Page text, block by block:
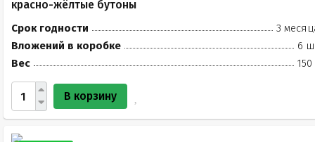
красно-жёлтые бутоны
Срок годности
3
Вложений в коробке
6
Вес
150
В корзину